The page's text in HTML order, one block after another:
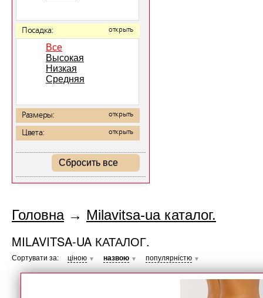
Посадка: открыть
Все
Высокая
Низкая
Средняя
Размеры: открыть
Цвета: открыть
Сбросить все
Головна→ Milavitsa-ua каталог.
MILAVITSA-UA КАТАЛОГ.
Сортувати за: ціною ▼ назвою ▼ популярністю ▼